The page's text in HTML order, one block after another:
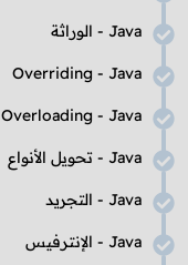
Java - الوراثة
Java
-
Overriding
Java
-
Overloading
Java - تحويل الأنواع
Java - التجريد
Java - الإنترفيس